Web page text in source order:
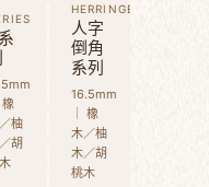
橡
柚
胡
HERRINGBONE
人字
倒角
系列
16.5mm
｜ 橡
木／柚
木／胡
桃木